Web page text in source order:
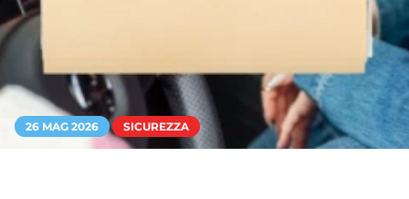
26 MAG 2026 SICUREZZA